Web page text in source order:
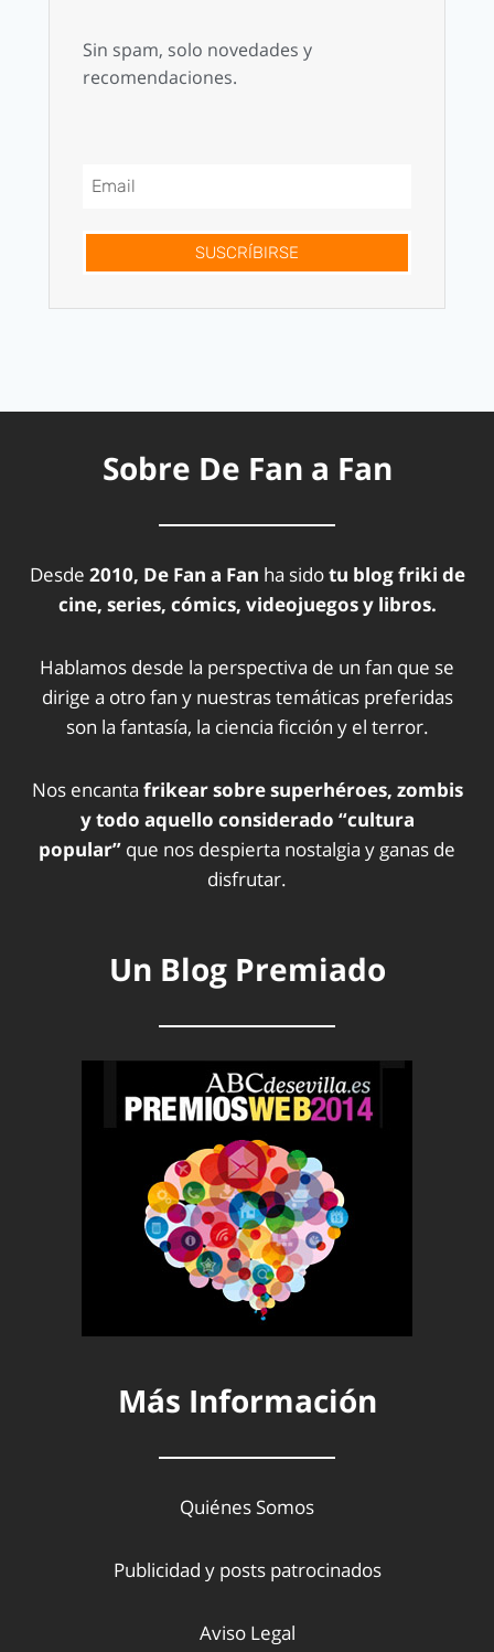
Sin spam, solo novedades y
recomendaciones.
SUSCRÍBIRSE
Sobre De Fan a Fan
Desde 2010, De Fan a Fan ha sidotu blog friki de
cine, series, cómics, videojuegos y libros.
Hablamos desde la perspectiva de un fan que se
dirige a otro fan y nuestras temáticas preferidas
son la fantasía, la ciencia ficción y el terror.
Nos encanta frikear sobre superhéroes, zombis
y todo aquello considerado “cultura
popular” que nos despierta nostalgia y ganas de
disfrutar.
Un Blog Premiado
Más Información
Quiénes Somos
Publicidad y posts patrocinados
Aviso Legal